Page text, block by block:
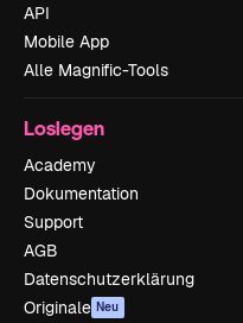
API
Mobile App
Alle Magnific-Tools
Loslegen
Academy
Dokumentation
Support
AGB
Datenschutzerklärung
Originale Neu